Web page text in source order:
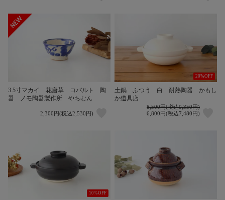
3.5寸マカイ 花唐草 コバルト 陶
器 ノモ陶器製作所 やちむん
2,300円(税込2,530円)
20%OFF
土鍋 ふつう 白 耐熱陶器 かもし
か道具店
8,500円(税込9,350円)
6,800円(税込7,480円)
10%OFF